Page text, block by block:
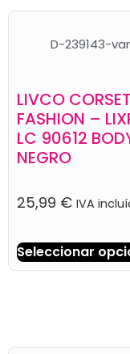
D-239143-var
LIVCO
FASHION –
LC 90612
NEGRO
25,99 € IVA
Seleccionar